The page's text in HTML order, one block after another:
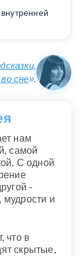
сне».
нам
самой
С одной
-
мудрости и
что в
скрытые,